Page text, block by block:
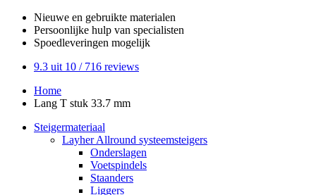
Nieuwe en gebruikte materialen
Persoonlijke hulp van specialisten
Spoedleveringen mogelijk
9.3 uit 10 / 716 reviews
Home
Lang T stuk 33.7 mm
Steigermateriaal
Layher Allround systeemsteigers
Onderslagen
Voetspindels
Staanders
Liggers